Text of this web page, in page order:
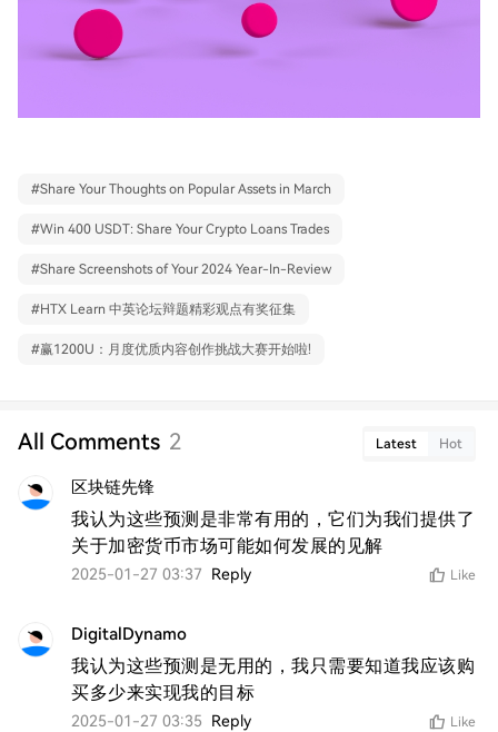
#Share Your Thoughts on Popular Assets in March
#Win 400 USDT: Share Your Crypto Loans Trades
#Share Screenshots of Your 2024 Year-In-Review
#HTX Learn 中英论坛辩题精彩观点有奖征集
#赢1200U：月度优质内容创作挑战大赛开始啦!
All Comments 2 Latest Hot
区块链先锋
我认为这些预测是非常有用的，它们为我们提供了
关于加密货币市场可能如何发展的见解
2025-01-27 03:37 Reply Like
DigitalDynamo
我认为这些预测是无用的，我只需要知道我应该购
买多少来实现我的目标
2025-01-27 03:35 Reply Like